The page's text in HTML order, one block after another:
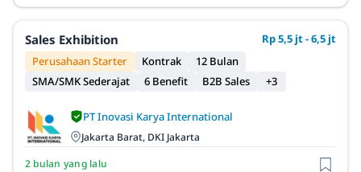
Sales Exhibition
Rp 5,5 jt - 6,5 jt
Perusahaan Starter
Kontrak
12 Bulan
SMA/SMK Sederajat
6 Benefit B2B Sales +3
PT Inovasi Karya International
Jakarta Barat, DKI Jakarta
2 bulan yang lalu